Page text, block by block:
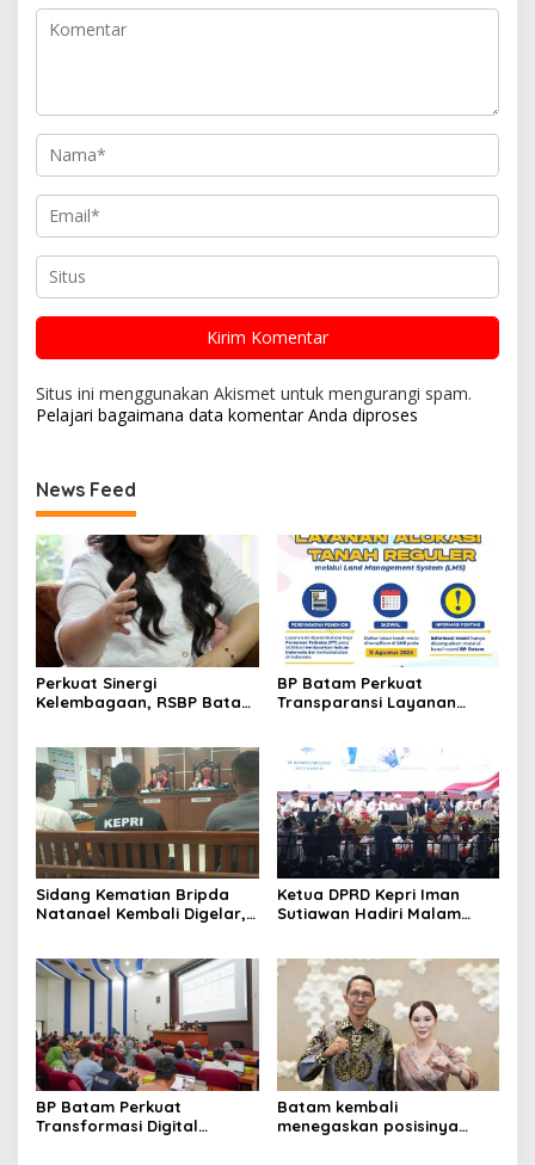
Situs ini menggunakan Akismet untuk mengurangi spam.
Pelajari bagaimana data komentar Anda diproses
News Feed
Perkuat Sinergi
Kelembagaan, RSBP Batam
Ketersediaan Obat Aman
BP Batam Perkuat
Transparansi Layanan
Melalui LMS
Sidang Kematian Bripda
Natanael Kembali Digelar,
Ketua DPRD Kepri Iman
Sutiawan Hadiri Malam
Semangat Persatuan
BP Batam Perkuat
Transformasi Digital
Batam kembali
menegaskan posisinya